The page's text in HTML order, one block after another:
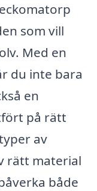
som vill
Med en
du inte bara
en
på rätt
av
rätt material
både